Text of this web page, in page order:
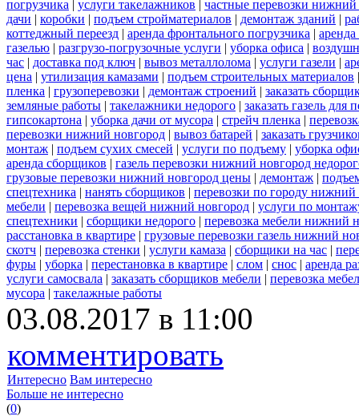
погрузчика | услуги такелажников | частные перевозки нижний
дачи | коробки | подъем стройматериалов | демонтаж зданий |
коттеджный переезд | аренда фронтального погрузчика |
газелью | разгрузо-погрузочные услуги | уборка офиса |
час | доставка под ключ | вывоз металлолома | услуги газели |
цена | утилизация камазами | подъем строительных материалов
пленка | грузоперевозки | демонтаж строений | заказать
земляные работы | такелажники недорого | заказать газель
гипсокартона | уборка дачи от мусора | стрейч пленка |
перевозки нижний новгород | вывоз батарей | заказать
монтаж | подъем сухих смесей | услуги по подъему | уборка
аренда сборщиков | газель перевозки нижний новгород
грузовые перевозки нижний новгород цены | демонтаж |
спецтехника | нанять сборщиков | перевозки по городу нижний
мебели | перевозка вещей нижний новгород | услуги по
спецтехники | сборщики недорого | перевозка мебели нижний
расстановка в квартире | грузовые перевозки газель нижний
скотч | перевозка стенки | услуги камаза | сборщики на час |
фуры | уборка | перестановка в квартире | слом | снос | аренда
услуги самосвала | заказать сборщиков мебели | перевозка
мусора | такелажные работы
03.08.2017 в 11:00
комментировать
Интересно Вам интересно
Больше не интересно
(0)